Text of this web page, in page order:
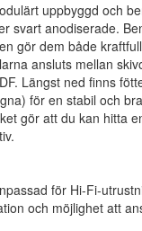
uppbyggd och
svart anodiserade.
gör dem både
ansluts mellan
Längst ned finns
för en stabil och
gör att du kan hitta
för Hi-Fi-
och möjlighet att